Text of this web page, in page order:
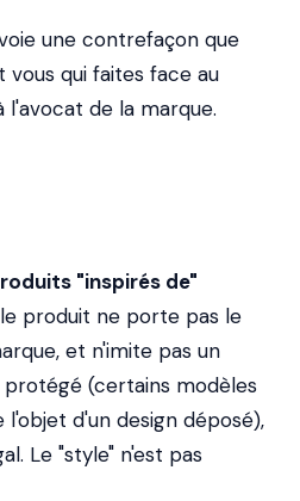
une contrefaçon que
vous qui faites face au
l'avocat de la marque.
"inspirés de"
produit ne porte pas le
et n'imite pas un
(certains modèles
d'un design déposé),
Le "style" n'est pas